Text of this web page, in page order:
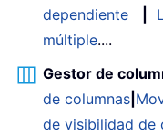
dependiente
múltiple....
Gestor de
de columnas
de visibilidad de